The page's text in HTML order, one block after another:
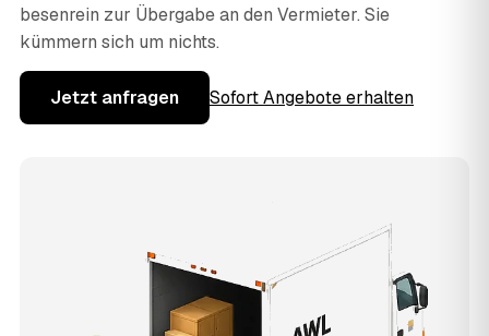
besenrein zur Übergabe an den Vermieter. Sie
kümmern sich um nichts.
Jetzt anfragen Sofort Angebote erhalten